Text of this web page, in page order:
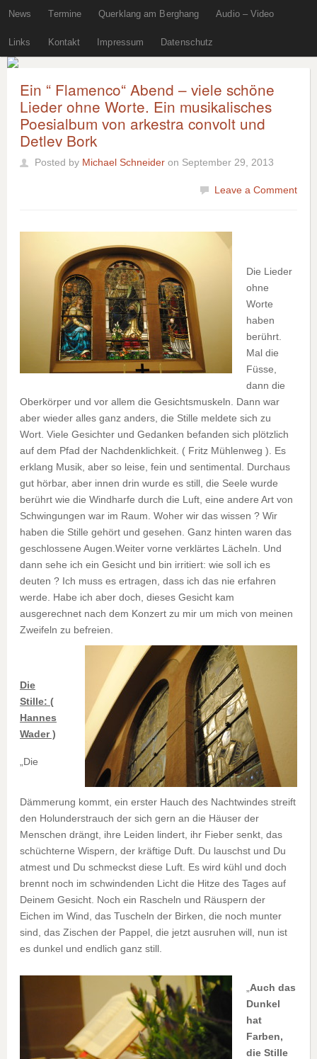
News Termine Querklang am Berghang Audio – Video
Links Kontakt Impressum Datenschutz
Ein “ Flamenco“ Abend – viele schöne
Lieder ohne Worte. Ein musikalisches
Poesialbum von arkestra convolt und
Detlev Bork
Posted by Michael Schneider on September 29, 2013
Leave a Comment
Die Lieder
ohne
Worte
haben
berührt.
Mal die
Füsse,
dann die
Oberkörper und vor allem die Gesichtsmuskeln. Dann war
aber wieder alles ganz anders, die Stille meldete sich zu
Wort. Viele Gesichter und Gedanken befanden sich plötzlich
auf dem Pfad der Nachdenklichkeit. ( Fritz Mühlenweg ). Es
erklang Musik, aber so leise, fein und sentimental. Durchaus
gut hörbar, aber innen drin wurde es still, die Seele wurde
berührt wie die Windharfe durch die Luft, eine andere Art von
Schwingungen war im Raum. Woher wir das wissen ? Wir
haben die Stille gehört und gesehen. Ganz hinten waren das
geschlossene Augen.Weiter vorne verklärtes Lächeln. Und
dann sehe ich ein Gesicht und bin irritiert: wie soll ich es
deuten ? Ich muss es ertragen, dass ich das nie erfahren
werde. Habe ich aber doch, dieses Gesicht kam
ausgerechnet nach dem Konzert zu mir um mich von meinen
Zweifeln zu befreien.
Die
Stille: (
Hannes
Wader )
„Die
Dämmerung kommt, ein erster Hauch des Nachtwindes streift
den Holunderstrauch der sich gern an die Häuser der
Menschen drängt, ihre Leiden lindert, ihr Fieber senkt, das
schüchterne Wispern, der kräftige Duft. Du lauschst und Du
atmest und Du schmeckst diese Luft. Es wird kühl und doch
brennt noch im schwindenden Licht die Hitze des Tages auf
Deinem Gesicht. Noch ein Rascheln und Räuspern der
Eichen im Wind, das Tuscheln der Birken, die noch munter
sind, das Zischen der Pappel, die jetzt ausruhen will, nun ist
es dunkel und endlich ganz still.
Auch das
Dunkel
hat
Farben,
die Stille